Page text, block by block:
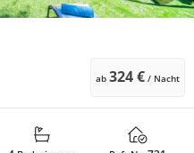
ab 324 € / Nacht